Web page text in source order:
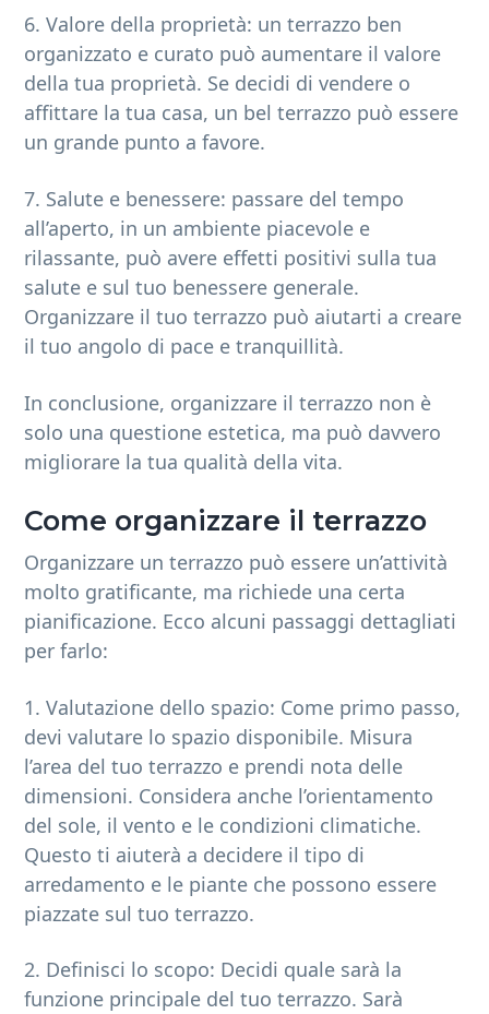
6. Valore della proprietà: un terrazzo ben
organizzato e curato può aumentare il valore
della tua proprietà. Se decidi di vendere o
affittare la tua casa, un bel terrazzo può essere
un grande punto a favore.
7. Salute e benessere: passare del tempo
all’aperto, in un ambiente piacevole e
rilassante, può avere effetti positivi sulla tua
salute e sul tuo benessere generale.
Organizzare il tuo terrazzo può aiutarti a creare
il tuo angolo di pace e tranquillità.
In conclusione, organizzare il terrazzo non è
solo una questione estetica, ma può davvero
migliorare la tua qualità della vita.
Come organizzare il terrazzo
Organizzare un terrazzo può essere un’attività
molto gratificante, ma richiede una certa
pianificazione. Ecco alcuni passaggi dettagliati
per farlo:
1. Valutazione dello spazio: Come primo passo,
devi valutare lo spazio disponibile. Misura
l’area del tuo terrazzo e prendi nota delle
dimensioni. Considera anche l’orientamento
del sole, il vento e le condizioni climatiche.
Questo ti aiuterà a decidere il tipo di
arredamento e le piante che possono essere
piazzate sul tuo terrazzo.
2. Definisci lo scopo: Decidi quale sarà la
funzione principale del tuo terrazzo. Sarà